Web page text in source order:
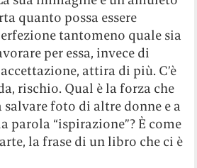
quanto possa essere
tantomeno quale sia
per essa, invece di
attira di più. C’è
rischio. Qual è la forza che
salvare foto di altre donne e a
parola “ispirazione”? È come
la frase di un libro che ci è